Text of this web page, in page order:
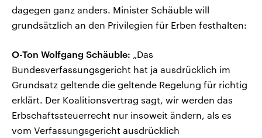
dagegen ganz anders. Minister Schäuble will
grundsätzlich an den Privilegien für Erben festhalten:
O-Ton Wolfgang Schäuble: „Das
Bundesverfassungsgericht hat ja ausdrücklich im
Grundsatz geltende die geltende Regelung für richtig
erklärt. Der Koalitionsvertrag sagt, wir werden das
Erbschaftssteuerrecht nur insoweit ändern, als es
vom Verfassungsgericht ausdrücklich